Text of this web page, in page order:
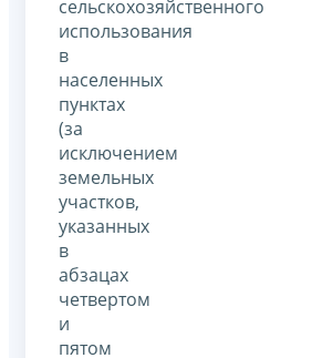
сельскохозяйственного
использования
в
населенных
пунктах
(за
исключением
земельных
участков,
указанных
в
абзацах
четвертом
и
пятом